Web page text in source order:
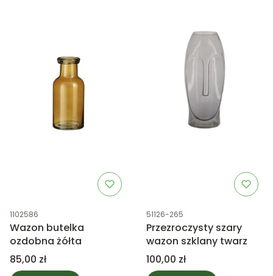
Kod produktu
1102586
Wazon butelka
ozdobna żółta
Cena
85,00 zł
Kod produktu
51126-265
Przezroczysty szary
wazon szklany twarz
Cena
100,00 zł